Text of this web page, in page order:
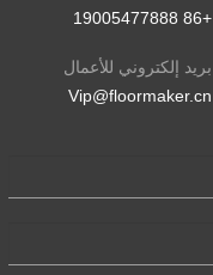
+86 19005477888
بريد إلكتروني للأعمال
Vip@floormaker.cn